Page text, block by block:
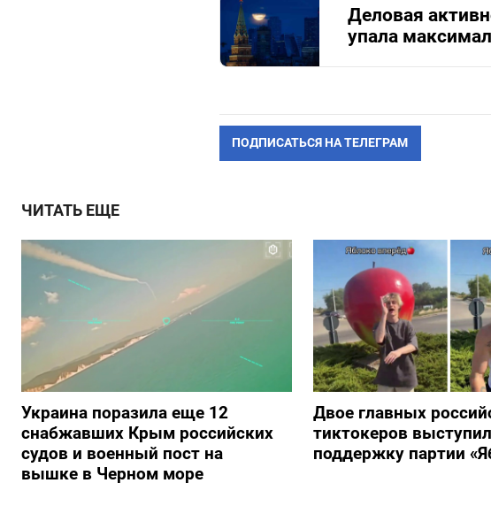
Деловая
упала
ПОДПИСАТЬСЯ НА ТЕЛЕГРАМ
ЧИТАТЬ ЕЩЕ
Украина поразила еще 12
снабжавших Крым российских
судов и военный пост на
вышке в Черном море
Двое главных
тиктокеров
поддержку партии